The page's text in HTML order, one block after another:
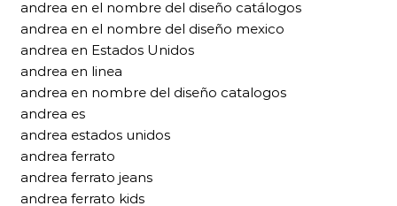
andrea en el nombre del diseño catálogos
andrea en el nombre del diseño mexico
andrea en Estados Unidos
andrea en linea
andrea en nombre del diseño catalogos
andrea es
andrea estados unidos
andrea ferrato
andrea ferrato jeans
andrea ferrato kids